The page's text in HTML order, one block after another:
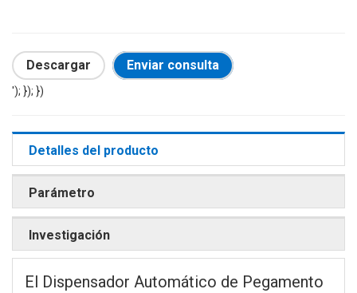
Descargar Enviar consulta
'); }); })
Detalles del producto
Parámetro
Investigación
El Dispensador Automático de Pegamento